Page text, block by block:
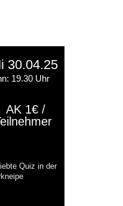
30.04.25
19.30 Uhr
AK 1€ /
Quiz in der